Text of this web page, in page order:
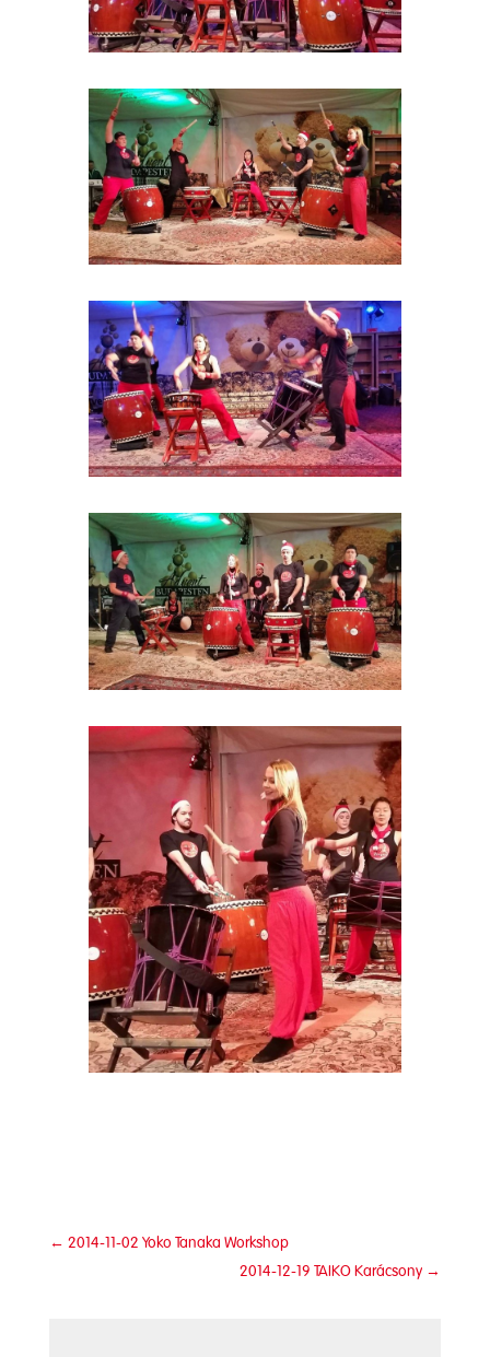
← 2014-11-02 Yoko Tanaka Workshop
2014-12-19 TAIKO Karácsony →